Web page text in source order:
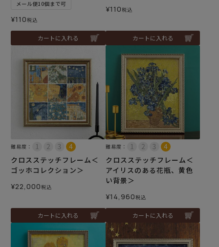
メール便10個まで可
¥110税込
カートに入れる
¥110税込
カートに入れる
難易度：
クロスステッチフレーム＜
ゴッホコレクション＞
¥22,000税込
カートに入れる
難易度：
クロスステッチフレーム＜
アイリスのある花瓶、黄色
い背景＞
¥14,960税込
カートに入れる